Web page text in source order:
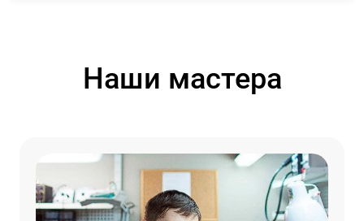
Наши мастера